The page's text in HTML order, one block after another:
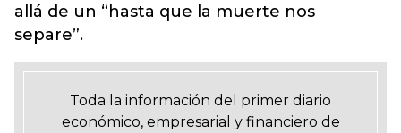
allá de un “hasta que la muerte nos
separe”.
Toda la información del primer diario
económico, empresarial y financiero de